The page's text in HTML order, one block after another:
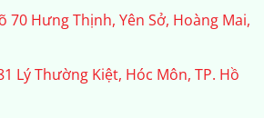
70 Hưng Thịnh, Yên Sở, Hoàng Mai,
Lý Thường Kiệt, Hóc Môn, TP. Hồ